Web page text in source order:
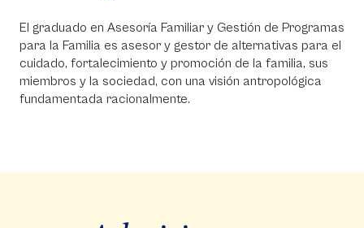
El graduado en Asesoría Familiar y Gestión de Programas
para la Familia es asesor y gestor de alternativas para el
cuidado, fortalecimiento y promoción de la familia, sus
miembros y la sociedad, con una visión antropológica
fundamentada racionalmente.